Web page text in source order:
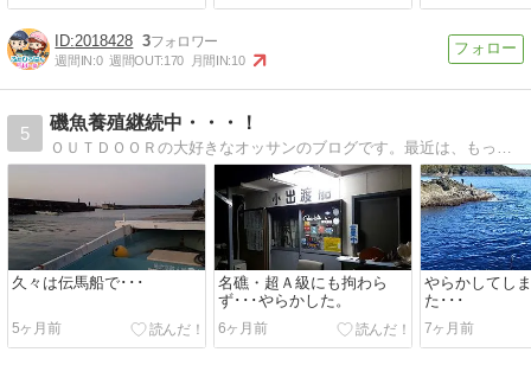
2018428 3
週間IN:0 週間OUT:170 月間IN:10
5
磯魚養殖継続中・・・！
ＯＵＴＤＯＯＲの大好きなオッサンのブログです。最近は、もっぱら磯釣り！・・・・が、しかし、エサを海に撒くばっかりで、収獲は？
久々は伝馬船で･･･
5ヶ月前
名礁・超Ａ級にも拘わら
ず･･･やらかした。
6ヶ月前
やらかしてし
た･･･
7ヶ月前